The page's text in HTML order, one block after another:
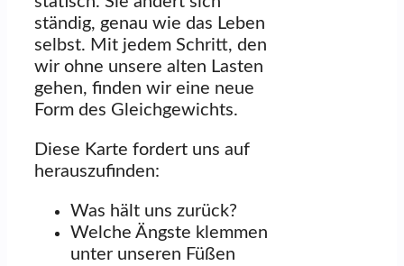
ständig, genau wie das Leben
selbst. Mit jedem Schritt, den
wir ohne unsere alten Lasten
gehen, finden wir eine neue
Form des Gleichgewichts.
Diese Karte fordert uns auf
herauszufinden:
Was hält uns zurück?
Welche Ängste klemmen
unter unseren Füßen